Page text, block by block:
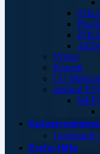
ViVest
Progetti
CU Medical
medical
Unterkunft
Erste-Hilfe